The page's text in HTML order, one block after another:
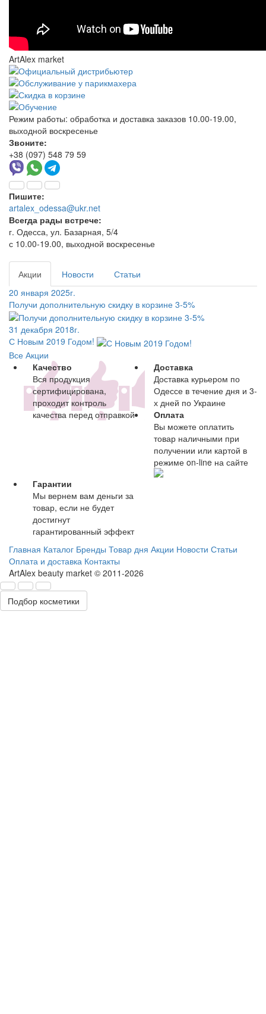
ArtAlex market
Режим работы: обработка и доставка заказов 10.00-19.00,
выходной воскресенье
Звоните:
+38 (097) 548 79 59
Пишите:
artalex_odessa@ukr.net
Всегда рады встрече:
г. Одесса, ул. Базарная, 5/4
с 10.00-19.00, выходной воскресенье
Акции Новости
Статьи
20 января 2025г.
Получи дополнительную скидку в корзине 3-5%
31 декабря 2018г.
С Новым 2019 Годом!
Все Акции
Качество
Вся продукция
сертифицирована,
проходит контроль
качества перед отправкой
Доставка
Доставка курьером по
Одессе в течение дня и 3-
х дней по Украине
Оплата
Вы можете оплатить
товар наличными при
получении или картой в
режиме on-line на сайте
Гарантии
Мы вернем вам деньги за
товар, если не будет
достигнут
гарантированный эффект
Главная Каталог Бренды Товар дня Акции Новости Статьи
Оплата и доставка Контакты
ArtAlex beauty market © 2011-2026
Подбор косметики